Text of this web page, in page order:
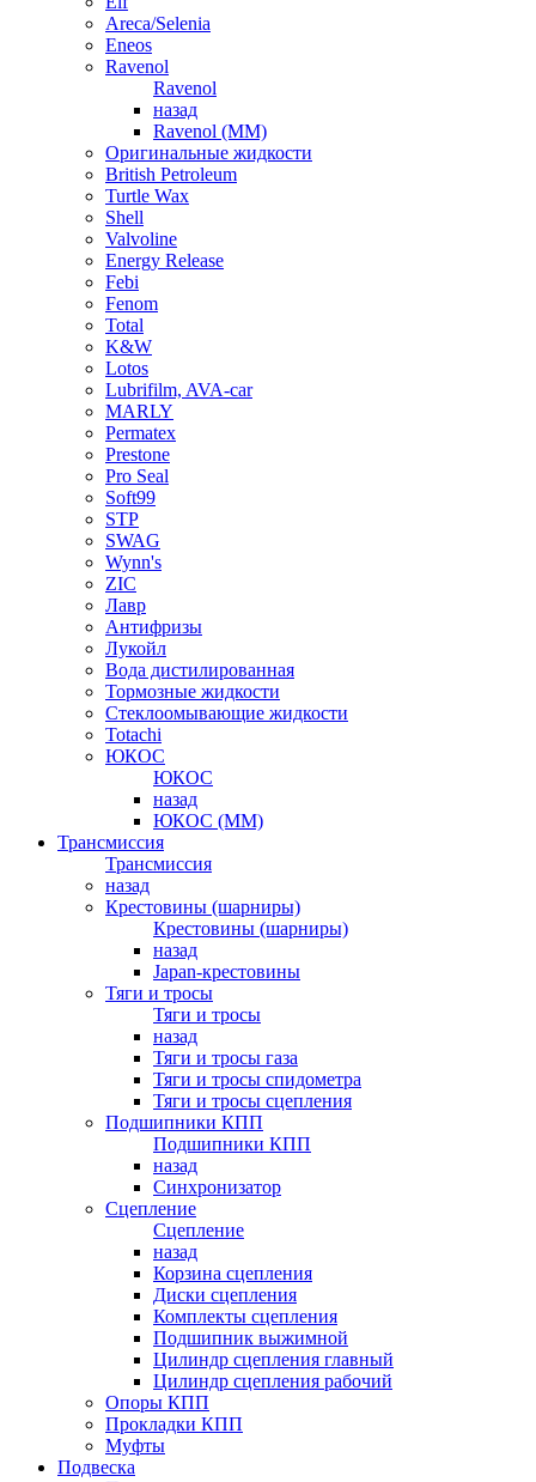
Areca/Selenia
Eneos
Ravenol
Ravenol
назад
Ravenol (ММ)
Оригинальные жидкости
British Petroleum
Turtle Wax
Shell
Valvoline
Energy Release
Febi
Fenom
Total
K&W
Lotos
Lubrifilm, AVA-car
MARLY
Permatex
Prestone
Pro Seal
Soft99
STP
SWAG
Wynn's
ZIC
Лавр
Антифризы
Лукойл
Вода дистилированная
Тормозные жидкости
Стеклоомывающие жидкости
Totachi
ЮКОС
ЮКОС
назад
ЮКОС (ММ)
Трансмиссия
Трансмиссия
назад
Крестовины (шарниры)
Крестовины (шарниры)
назад
Japan-крестовины
Тяги и тросы
Тяги и тросы
назад
Тяги и тросы газа
Тяги и тросы спидометра
Тяги и тросы сцепления
Подшипники КПП
Подшипники КПП
назад
Синхронизатор
Сцепление
Сцепление
назад
Корзина сцепления
Диски сцепления
Комплекты сцепления
Подшипник выжимной
Цилиндр сцепления главный
Цилиндр сцепления рабочий
Опоры КПП
Прокладки КПП
Муфты
Подвеска